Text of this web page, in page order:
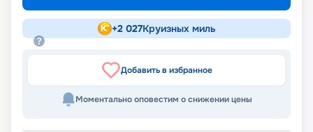
+2 027Круизных миль
Добавить в избранное
Моментально оповестим о снижении цены